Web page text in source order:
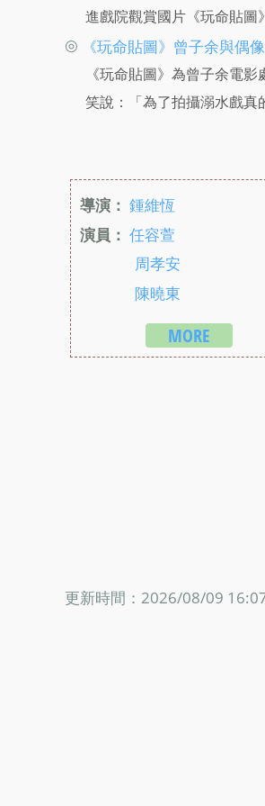
進戲院觀賞國片《玩命貼圖
◎ 《玩命貼圖》曾子余與偶
《玩命貼圖》為曾子余電
笑說：「為了拍攝溺水戲真
導演： 鍾維恆
演員： 任容萱
周孝安
陳曉東
MORE
更新時間：2026/08/09